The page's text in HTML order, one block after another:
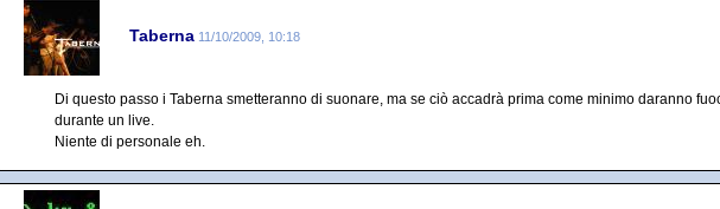
Taberna 11/10/2009, 10:18
Di questo passo i Taberna smetteranno di suonare, ma se ciò accadrà prima come minimo daranno
durante un live.
Niente di personale eh.